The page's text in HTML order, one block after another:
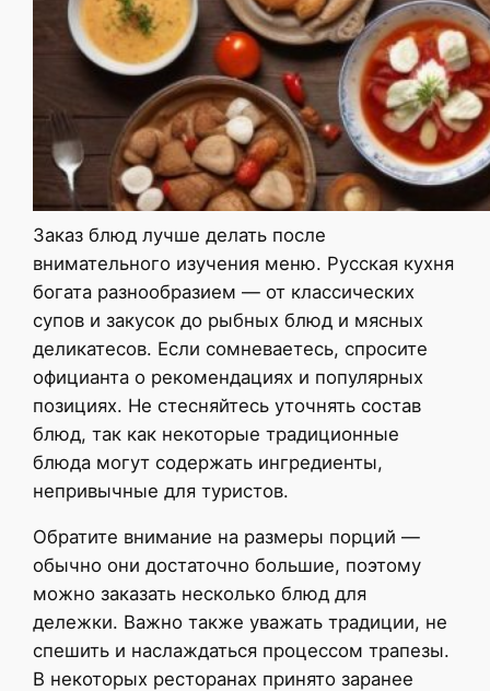
Заказ блюд лучше делать после
внимательного изучения меню. Русская кухня
богата разнообразием — от классических
супов и закусок до рыбных блюд и мясных
деликатесов. Если сомневаетесь, спросите
официанта о рекомендациях и популярных
позициях. Не стесняйтесь уточнять состав
блюд, так как некоторые традиционные
блюда могут содержать ингредиенты,
непривычные для туристов.
Обратите внимание на размеры порций —
обычно они достаточно большие, поэтому
можно заказать несколько блюд для
дележки. Важно также уважать традиции, не
спешить и наслаждаться процессом трапезы.
В некоторых ресторанах принято заранее